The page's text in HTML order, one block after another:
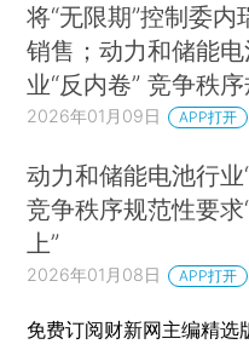
将“无限期”控制委内
销售；动力和储能
业“反内卷” 竞争秩
2026年01月09日 APP打开
动力和储能电池行业
竞争秩序规范性要求
上”
2026年01月08日 APP打开
免费订阅财新网主编精选